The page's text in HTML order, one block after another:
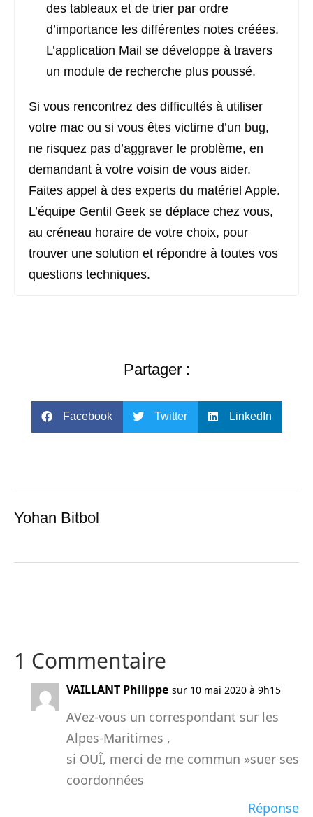
des tableaux et de trier par ordre
d’importance les différentes notes créées.
L’application Mail se développe à travers
un module de recherche plus poussé.
Si vous rencontrez des difficultés à utiliser
votre mac ou si vous êtes victime d’un bug,
ne risquez pas d’aggraver le problème, en
demandant à votre voisin de vous aider.
Faites appel à des experts du matériel Apple.
L’équipe Gentil Geek se déplace chez vous,
au créneau horaire de votre choix, pour
trouver une solution et répondre à toutes vos
questions techniques.
Partager :
Facebook Twitter LinkedIn
Yohan Bitbol
1 Commentaire
VAILLANT Philippe sur 10 mai 2020 à 9h15
AVez-vous un correspondant sur les
Alpes-Maritimes ,
si OUÎ, merci de me commun »suer ses
coordonnées
Réponse